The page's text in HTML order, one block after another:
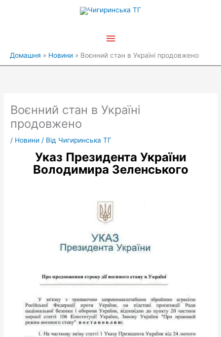
Головне
Домашня Новини Воєнний стан в Україні продовжено
Воєнний стан в Україні
продовжено
/ Новини / Від Чигиринська ТГ
Указ Президента України
Володимира Зеленського